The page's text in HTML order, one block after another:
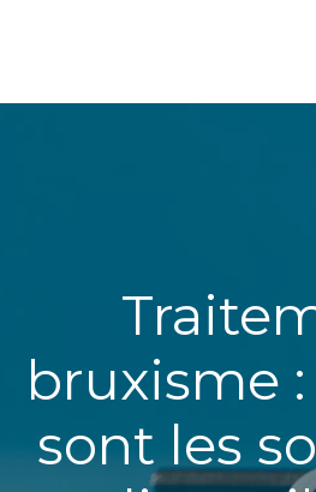
bruxisme
sont les